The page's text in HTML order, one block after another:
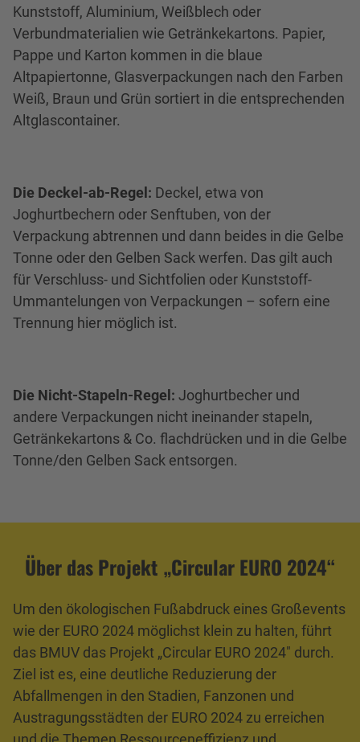
Kunststoff, Aluminium, Weißblech oder
Verbundmaterialien wie Getränkekartons. Papier,
Pappe und Karton kommen in die blaue
Altpapiertonne, Glasverpackungen nach den Farben
Weiß, Braun und Grün sortiert in die entsprechenden
Altglascontainer.
Die Deckel-ab-Regel: Deckel, etwa von
Joghurtbechern oder Senftuben, von der
Verpackung abtrennen und dann beides in die Gelbe
Tonne oder den Gelben Sack werfen. Das gilt auch
für Verschluss- und Sichtfolien oder Kunststoff-
Ummantelungen von Verpackungen – sofern eine
Trennung hier möglich ist.
Die Nicht-Stapeln-Regel: Joghurtbecher und
andere Verpackungen nicht ineinander stapeln,
Getränkekartons & Co. flachdrücken und in die Gelbe
Tonne/den Gelben Sack entsorgen.
Über das Projekt „Circular EURO 2024“
Um den ökologischen Fußabdruck eines Großevents
wie der EURO 2024 möglichst klein zu halten, führt
das BMUV das Projekt „Circular EURO 2024" durch.
Ziel ist es, eine deutliche Reduzierung der
Abfallmengen in den Stadien, Fanzonen und
Austragungsstädten der EURO 2024 zu erreichen